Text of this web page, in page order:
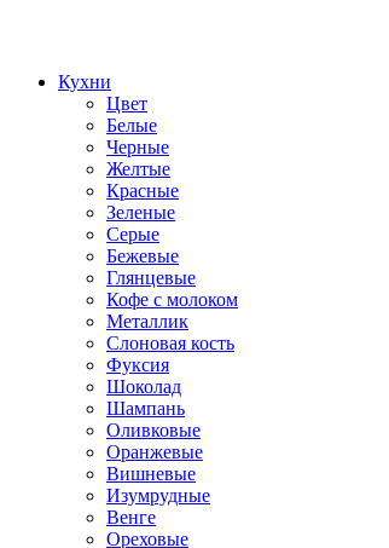
Кухни
Цвет
Белые
Черные
Желтые
Красные
Зеленые
Серые
Бежевые
Глянцевые
Кофе с молоком
Металлик
Слоновая кость
Фуксия
Шоколад
Шампань
Оливковые
Оранжевые
Вишневые
Изумрудные
Венге
Ореховые